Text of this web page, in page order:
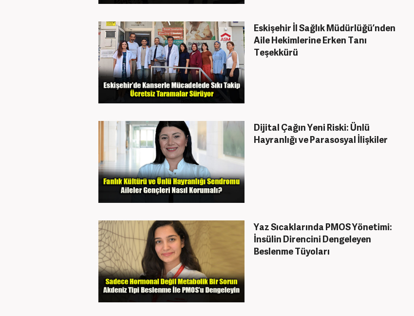
Eskişehir İl Sağlık Müdürlüğü’nden
Aile Hekimlerine Erken Tanı
Teşekkürü
Dijital Çağın Yeni Riski: Ünlü
Hayranlığı ve Parasosyal İlişkiler
Yaz Sıcaklarında PMOS Yönetimi:
İnsülin Direncini Dengeleyen
Beslenme Tüyoları